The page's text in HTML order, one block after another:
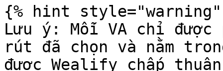
{% hint style="warning"
Lưu ý: Mỗi VA chỉ
rút đã chọn và nằm
được Wealify chấp